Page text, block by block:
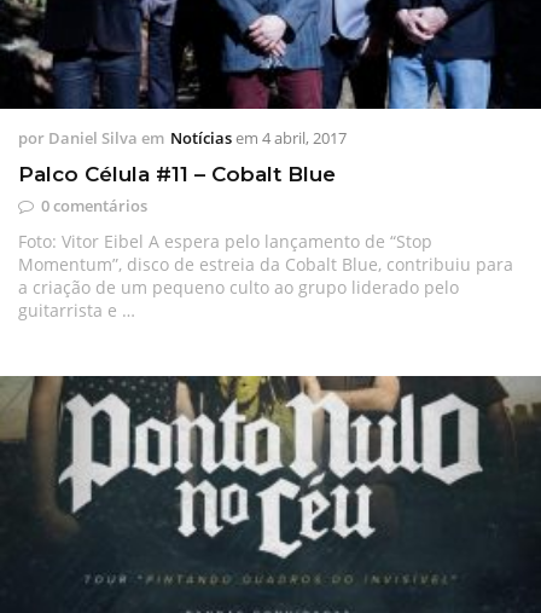
por Daniel Silva em Notíciasem 4 abril, 2017
Palco Célula #11 – Cobalt Blue
0 comentários
Foto: Vitor Eibel A espera pelo lançamento de “Stop
Momentum”, disco de estreia da Cobalt Blue, contribuiu para
a criação de um pequeno culto ao grupo liderado pelo
guitarrista e …